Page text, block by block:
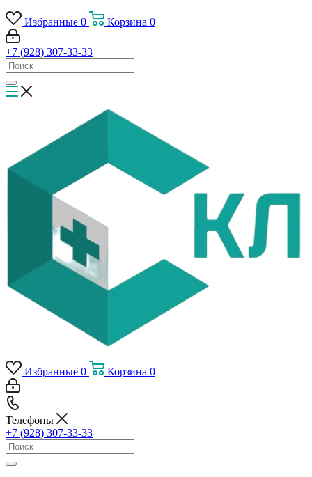
Избранные 0 Корзина 0
+7 (928) 307-33-33
Избранные 0 Корзина 0
Телефоны
+7 (928) 307-33-33